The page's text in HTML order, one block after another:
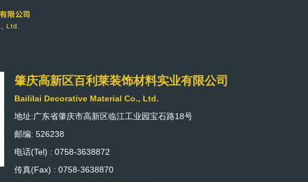
肇庆高新区百利莱装饰材料实业有限公司
Baililai Decorative Material Co., Ltd.
地址:广东省肇庆市高新区临江工业园宝石路18号
邮编: 526238
电话(Tel) : 0758-3638872
传真(Fax) : 0758-3638870